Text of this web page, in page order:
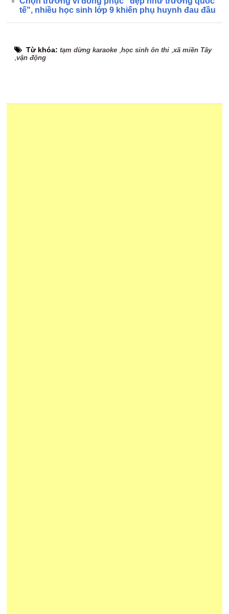
tế", nhiều học sinh lớp 9 khiến phụ huynh đau đầu
Từ khóa:tạm dừng karaoke ,học sinh ôn thi ,xã miền Tây
,vận động